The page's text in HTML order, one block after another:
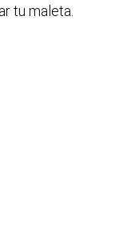
tu maleta.